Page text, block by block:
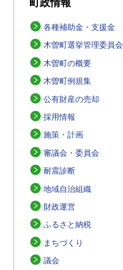
町政情報
各種補助金・支援金
木曽町選挙管理委員会
木曽町の概要
木曽町例規集
公有財産の売却
採用情報
施策・計画
審議会・委員会
耐震診断
地域自治組織
財政運営
ふるさと納税
まちづくり
議会